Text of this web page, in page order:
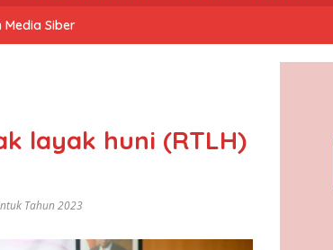
Media Siber
layak huni (RTLH)
Tahun 2023